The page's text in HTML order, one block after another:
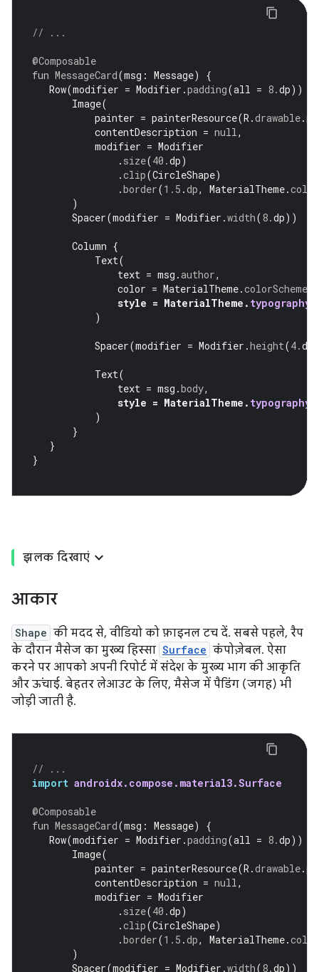
// ...
@Composable
fun MessageCard(msg : Message)
{
Row(modifier = Modifier .padding(all = 8.dp))
Image(
painter = painterResource(R .drawable.
contentDescription = null,
modifier = Modifier
. size(40.dp)
.clip(CircleShape)
.border(1.5 .dp, MaterialTheme.
)
Spacer(modifier = Modifier .width(8.dp))
Column {
Text(
text = msg .author,
color = MaterialTheme.colorScheme
style = MaterialTheme . typography
)
Spacer(modifier = Modifier .height(4.dp
Text(
text = msg .body,
style = MaterialTheme . typography
)
}
}
}
झलक दिखाएं
आकार
Shape की मदद से, वीडियो को फ़ाइनल टच दें. सबसे पहले, रैप
के दौरान मैसेज का मुख्य हिस्सा Surface कंपोज़ेबल. ऐसा
करने पर आपको अपनी रिपोर्ट में संदेश के मुख्य भाग की आकृति
और ऊंचाई. बेहतर लेआउट के लिए, मैसेज में पैडिंग (जगह) भी
जोड़ी जाती है.
// ...
import androidx.compose.material3.Surface
@Composable
fun MessageCard(msg : Message)
{
Row(modifier = Modifier .padding(all = 8.dp))
Image(
painter = painterResource(R .drawable.
contentDescription = null,
modifier = Modifier
. size(40.dp)
.clip(CircleShape)
.border(1.5 .dp, MaterialTheme.
)
Spacer(modifier = Modifier .width(8.dp))